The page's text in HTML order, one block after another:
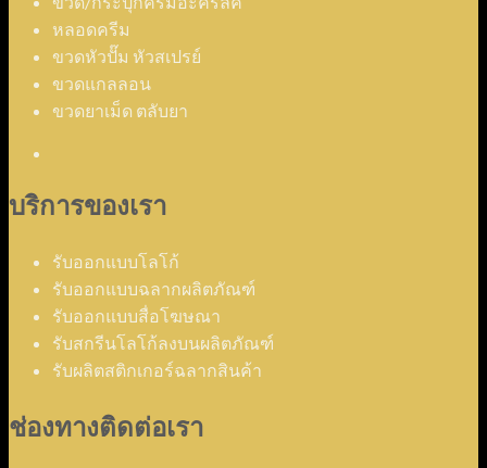
หลอดครีม
ขวดหัวปั๊ม หัวสเปรย์
ขวดแกลลอน
ขวดยาเม็ด ตลับยา
บริการของเรา
รับออกแบบโลโก้
รับออกแบบฉลากผลิตภัณฑ์
รับออกแบบสื่อโฆษณา
รับสกรีนโลโก้ลงบนผลิตภัณฑ์
รับผลิตสติกเกอร์ฉลากสินค้า
ช่องทางติดต่อเรา